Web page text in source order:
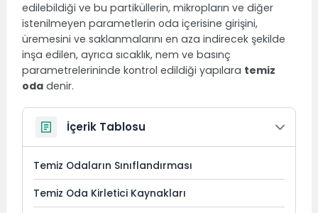
edilebildiği ve bu partiküllerin, mikropların ve diğer
istenilmeyen parametlerin oda içerisine girişini,
üremesini ve saklanmalarını en aza indirecek şekilde
inşa edilen, ayrıca sıcaklık, nem ve basınç
parametrelerininde kontrol edildiği yapılara temiz
oda denir.
İçerik Tablosu
Temiz Odaların Sınıflandırması
Temiz Oda Kirletici Kaynakları